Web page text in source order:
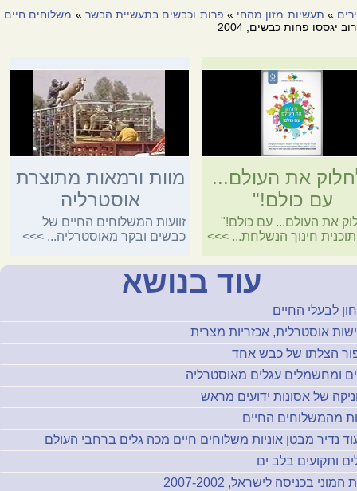
» תעשיות מזון מהחי » פרות וכבשים בתעשיית הבשר » משלוחים חיים
יגססו פחות כבשים, 2004
את העולם...
עם כולם!"
את העולם... עם כולם!"
חינוך הנשלחת... >>>
מוות ורמאות מתוצרת
אוסטרליה
זוועות המשלוחים החיים של
כבשים ובקר מאוסטרליה... >>>
עוד בנושא
לבעלי החיים
אוסטרלית, אכזריות מצרית
הצלתו של כבש אחד
ומחשמלים עגלים מאוסטרליה
של אסונות ידועים מראש
מהמשלוחים החיים
נדיר מבטן אוניות משלוחים חיים מכה גלים ברחבי העולם
ותקועים בלב ים
המוני בכניסה לישראל, 2007-2002